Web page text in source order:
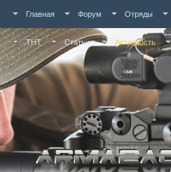
Главная Форум Отряды
ТНТ Статьи Активность